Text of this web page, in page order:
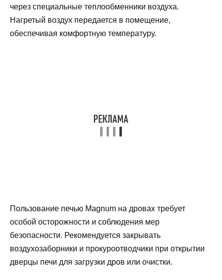
через специальные теплообменники воздуха.
Нагретый воздух передается в помещение,
обеспечивая комфортную температуру.
Пользование печью Magnum на дровах требует
особой осторожности и соблюдения мер
безопасности. Рекомендуется закрывать
воздухозаборники и прокуроотводчики при открытии
дверцы печи для загрузки дров или очистки.